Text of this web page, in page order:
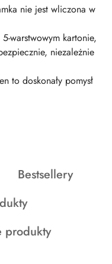
nie jest wliczona w
warstwowym kartonie,
niezależnie
to doskonały pomysł
Produkty
statusie:
Bestsellery
produkty